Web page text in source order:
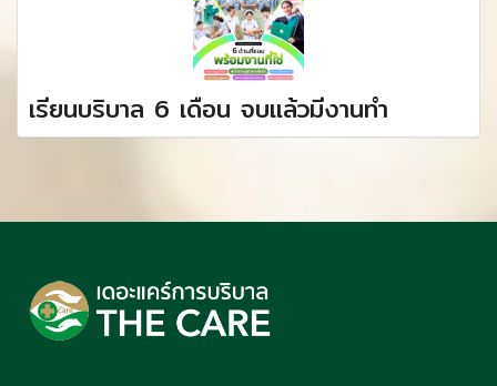
เรียนบริบาล 6 เดือน จบแล้วมีงานทำ